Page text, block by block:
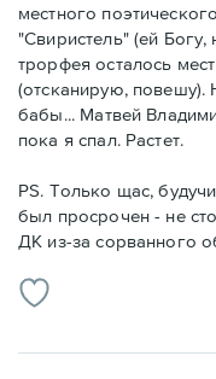
местного
"Свиристель" (ей
трорфея осталось
(отсканирую, повешу).
бабы... Матвей
пока я спал. Растет.
PS. Только щас,
был просрочен - не
ДК из-за сорванного